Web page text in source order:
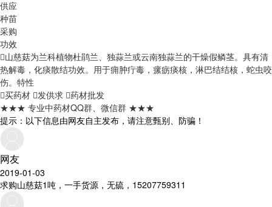
供应
种苗
采购
功效
山慈菇为兰科植物杜鹃兰、独蒜兰或云南独蒜兰的干燥假鳞茎。具有清
热解毒，化痰散结功效。用于痈肿疔毒，瘰疬痰核，淋巴结结核，蛇虫咬
伤。 特性
买药材 发供求 药材批发
★★★ 专业中药材QQ群、微信群 ★★★
提示：以下信息由网友自主发布，请注意甄别、防骗！
网友
2019-01-03
求购山慈菇1吨，一手货源，无硫，15207759311